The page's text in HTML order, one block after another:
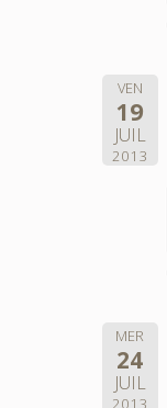
VEN
19
JUIL
2013
MER
24
JUIL
2013